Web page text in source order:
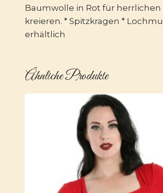
Baumwolle in Rot für
kreieren. * Spitzkragen *
erhältlich
Ähnliche Produkte